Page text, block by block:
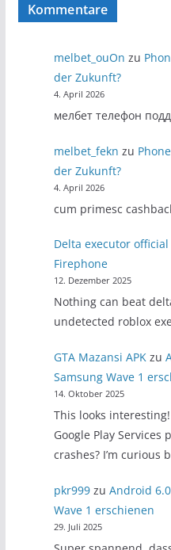
Kommentare
melbet_ouOn zu
der Zukunft?
4. April 2026
мелбет телефон
melbet_fekn zu
der Zukunft?
4. April 2026
cum primesc
Delta executor official
Firephone
12. Dezember 2025
Nothing can beat
undetected roblox
GTA Mazansi APK zu
Samsung Wave 1
14. Oktober 2025
This looks
Google Play
crashes? I’m curious
pkr999 zuAndroid
Wave 1 erschienen
29. Juli 2025